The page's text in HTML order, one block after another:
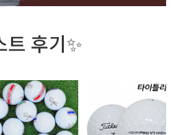
트 후기✨